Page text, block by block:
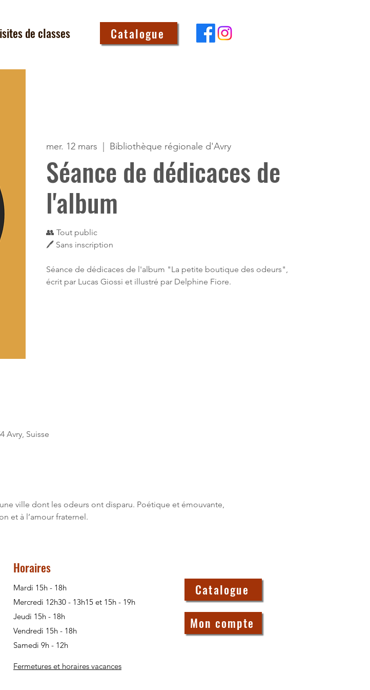
de classes Catalogue
mer. 12 mars Bibliothèque régionale d'Avry
Séance de dédicaces de
l'album
👥 Tout public
🖊 Sans inscription
Séance de dédicaces de l'album "La petite boutique des odeurs",
écrit par Lucas Giossi et illustré par Delphine Fiore.
Avry, Suisse
ville dont les odeurs ont disparu. Poétique et émouvante,
et à l’amour fraternel.
Horaires
Mardi 15h - 18h
Mercredi 12h30 - 13h15 et 15h - 19h
Jeudi 15h - 18h
Vendredi 15h - 18h
Samedi 9h - 12h
Catalogue
Mon compte
Fermetures et horaires vacances